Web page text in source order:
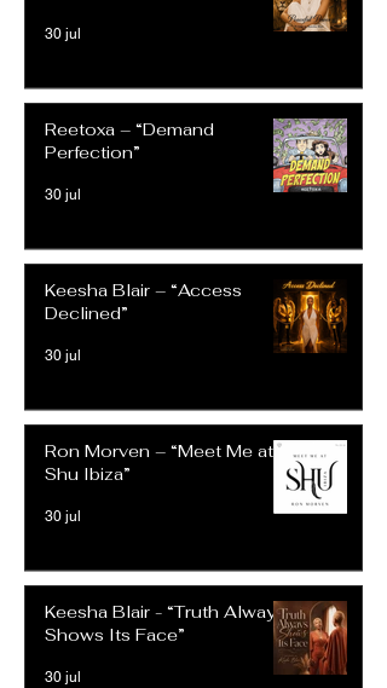
30 jul
Reetoxa – “Demand
Perfection”
30 jul
Keesha Blair – “Access
Declined”
30 jul
Ron Morven – “Meet Me at
Shu Ibiza”
30 jul
Keesha Blair - “Truth Always
Shows Its Face”
30 jul